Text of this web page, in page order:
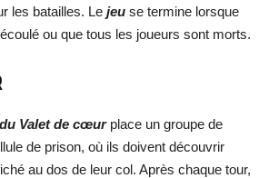
les batailles. Le jeu se termine lorsque
ou que tous les joueurs sont morts.
Valet de cœurplace un groupe de
de prison, où ils doivent découvrir
au dos de leur col. Après chaque tour,